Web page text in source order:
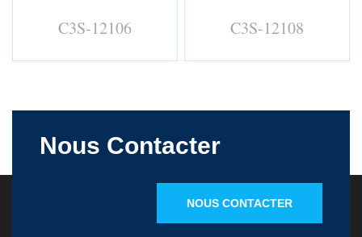
C3S-12106 C3S-12108
Nous Contacter
NOUS CONTACTER